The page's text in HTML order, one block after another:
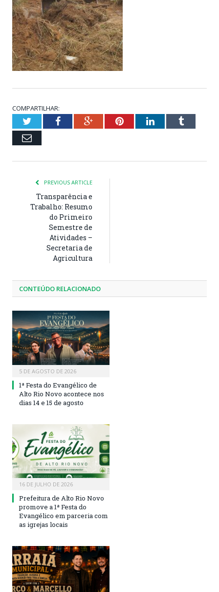
COMPARTILHAR:
TwitterFacebookGoogle+PinterestLinkedInTumblr
Email
PREVIOUS ARTICLE
Transparência e
Trabalho: Resumo
do Primeiro
Semestre de
Atividades –
Secretaria de
Agricultura
CONTEÚDO RELACIONADO
5 DE AGOSTO DE 2026
1ª Festa do Evangélico de
Alto Rio Novo acontece nos
dias 14 e 15 de agosto
16 DE JULHO DE 2026
Prefeitura de Alto Rio Novo
promove a 1ª Festa do
Evangélico em parceria com
as igrejas locais